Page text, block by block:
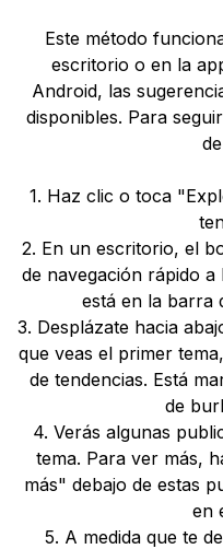
Este método
escritorio o en la
Android, las
disponibles. Para
1. Haz clic o toca
2. En un escritorio, el
de navegación rápido a
está en la barra
3. Desplázate hacia
que veas el primer
de tendencias. Está
de
4. Verás algunas
tema. Para ver más,
más" debajo de estas
en
5. A medida que te